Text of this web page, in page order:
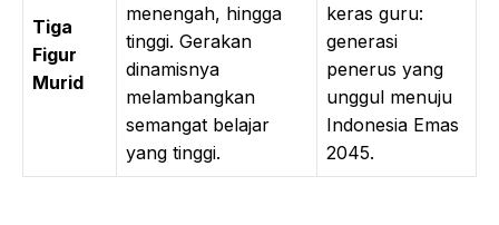
Tiga
Figur
Murid
menengah, hingga
tinggi. Gerakan
dinamisnya
melambangkan
semangat belajar
yang tinggi.
keras guru:
generasi
penerus yang
unggul menuju
Indonesia Emas
2045.